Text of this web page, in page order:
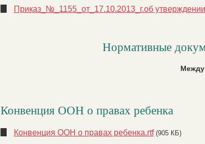
Приказ_№_1155_от_17.10.2013_г.об
Нормативные
Конвенция ООН о правах ребенка
Конвенция ООН о правах ребенка.rtf (905 КБ)